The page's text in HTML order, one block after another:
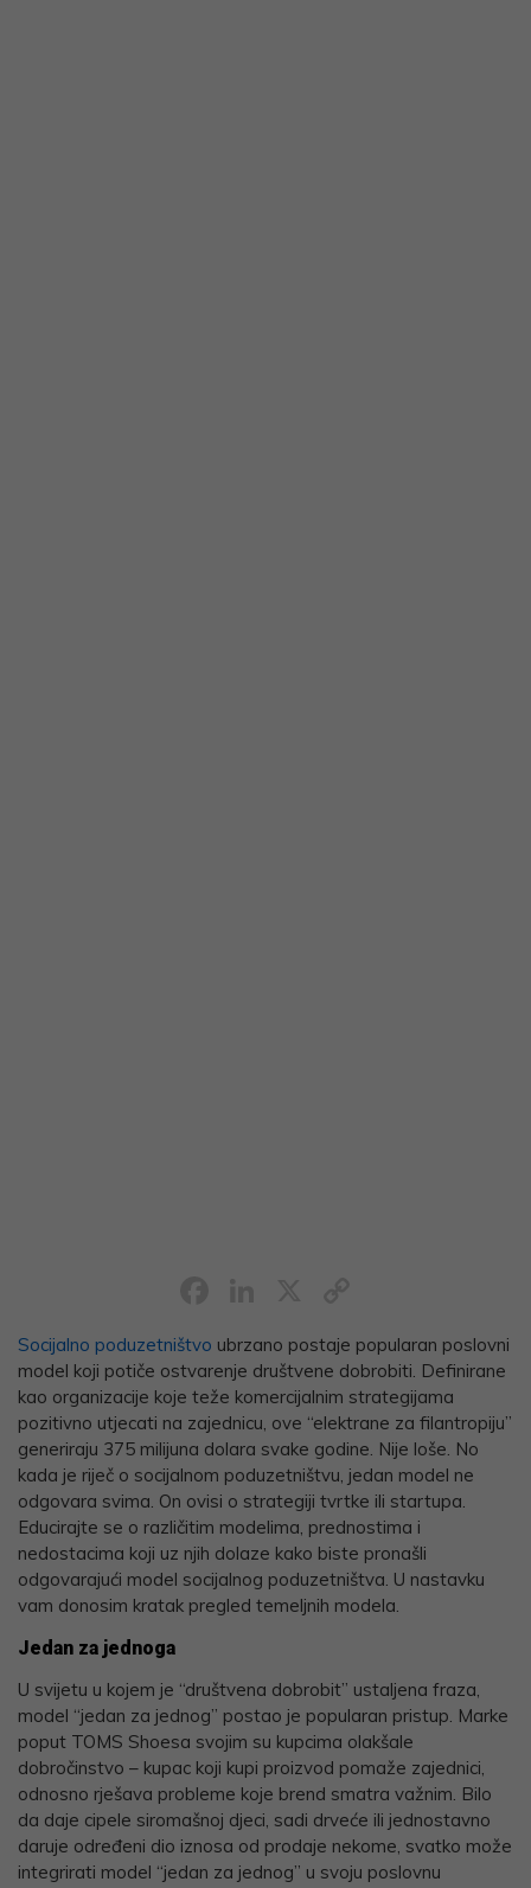
Link
Socijalno poduzetništvo ubrzano postaje popularan poslovni
model koji potiče ostvarenje društvene dobrobiti. Definirane
kao organizacije koje teže komercijalnim strategijama
pozitivno utjecati na zajednicu, ove “elektrane za filantropiju”
generiraju 375 milijuna dolara svake godine. Nije loše. No
kada je riječ o socijalnom poduzetništvu, jedan model ne
odgovara svima. On ovisi o strategiji tvrtke ili startupa.
Educirajte se o različitim modelima, prednostima i
nedostacima koji uz njih dolaze kako biste pronašli
odgovarajući model socijalnog poduzetništva. U nastavku
vam donosim kratak pregled temeljnih modela.
Jedan za jednoga
U svijetu u kojem je “društvena dobrobit” ustaljena fraza,
model “jedan za jednog” postao je popularan pristup. Marke
poput TOMS Shoesa svojim su kupcima olakšale
dobročinstvo – kupac koji kupi proizvod pomaže zajednici,
odnosno rješava probleme koje brend smatra važnim. Bilo
da daje cipele siromašnoj djeci, sadi drveće ili jednostavno
daruje određeni dio iznosa od prodaje nekome, svatko može
integrirati model “jedan za jednog” u svoju poslovnu